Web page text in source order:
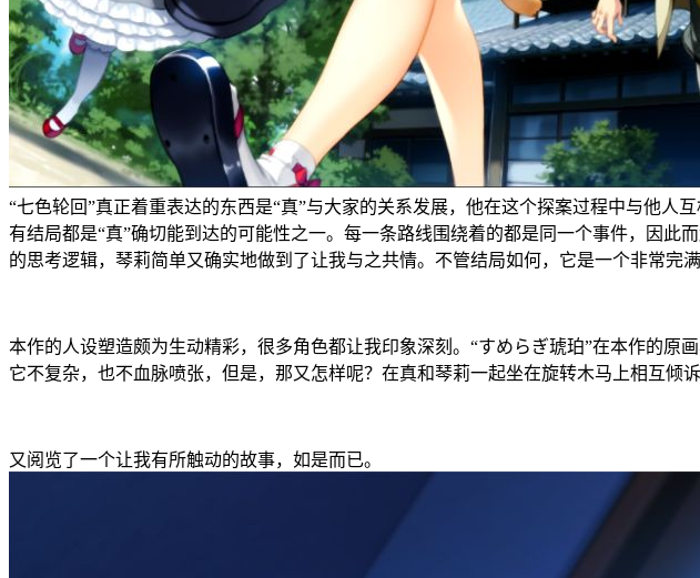
“七色轮回”真正着重表达的东西是“真”与大家的关系发展，他在这个探案过程中与他
有结局都是“真”确切能到达的可能性之一。每一条路线围绕着的都是同一个事件，因
的思考逻辑，琴莉简单又确实地做到了让我与之共情。不管结局如何，它是一个非常完满
本作的人设塑造颇为生动精彩，很多角色都让我印象深刻。“すめらぎ琥珀”在本作的原
它不复杂，也不血脉喷张，但是，那又怎样呢？在真和琴莉一起坐在旋转木马上相互倾
又阅览了一个让我有所触动的故事，如是而已。